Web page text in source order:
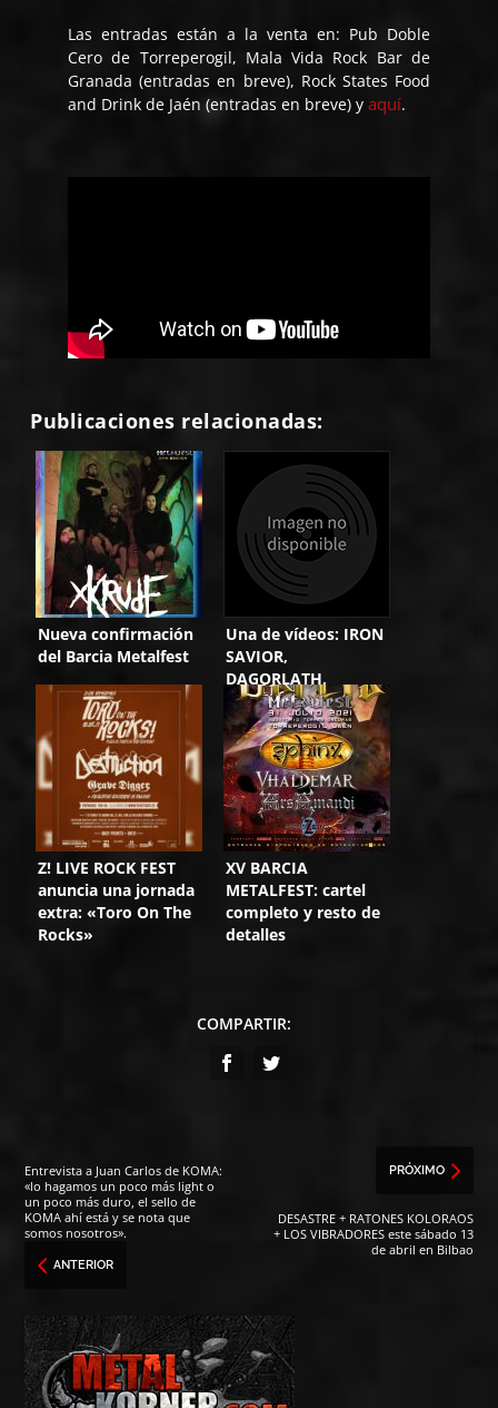
Las entradas están a la venta en: Pub Doble
Cero de Torreperogil, Mala Vida Rock Bar de
Granada (entradas en breve), Rock States Food
and Drink de Jaén (entradas en breve) yaquí.
Publicaciones relacionadas:
Nueva confirmación
del Barcia Metalfest
Una de vídeos: IRON
SAVIOR,
DAGORLATH,
REAKTION,
ENDERNITY y
SALTIMBANKYA
Z! LIVE ROCK FEST
anuncia una jornada
extra: «Toro On The
Rocks»
XV BARCIA
METALFEST: cartel
completo y resto de
detalles
COMPARTIR:
Entrevista a Juan Carlos de KOMA:
«lo hagamos un poco más light o
un poco más duro, el sello de
KOMA ahí está y se nota que
somos nosotros».
ANTERIOR
PRÓXIMO
DESASTRE + RATONES KOLORAOS
+ LOS VIBRADORES este sábado 13
de abril en Bilbao